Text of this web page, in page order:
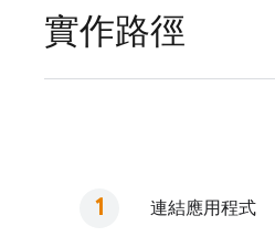
實作路徑
連結應用程式